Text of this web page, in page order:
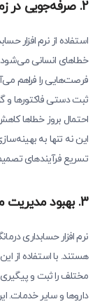
2. صرفه‌جویی در زمان و کاهش خطاهای انسانی
استفاده از نرم افزار
خطاهای انسانی می‌شود.
فرصت‌هایی را فراهم
ثبت دستی فاکتورها و
احتمال بروز خطاها
این نه تنها به
تسریع فرآیندهای
3. بهبود مدیریت منابع و هزینه‌ها
نرم افزار حسابداری
هستند. با استفاده از
مختلف را ثبت و
داروها و سایر خدمات.